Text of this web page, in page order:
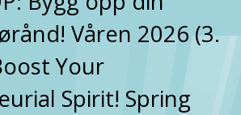
Våren 2026 (3.
Your
Spirit! Spring